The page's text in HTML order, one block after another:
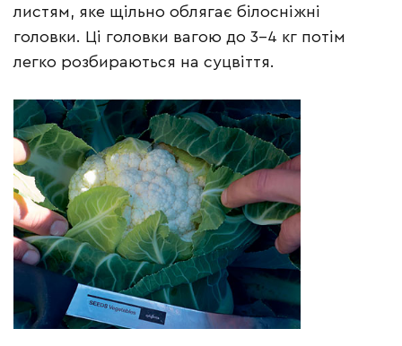
листям, яке щільно облягає білосніжні
головки. Ці головки вагою до 3–4 кг потім
легко розбираються на суцвіття.